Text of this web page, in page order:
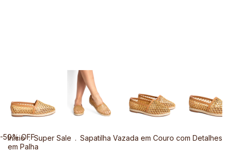
Início . Super Sale . Sapatilha Vazada em Couro com Detalhes
em Palha
-50%OFF